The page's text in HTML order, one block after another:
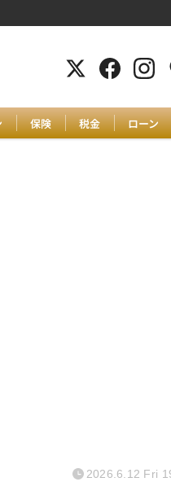
保険 税金 ローン
2026.6.12 Fri